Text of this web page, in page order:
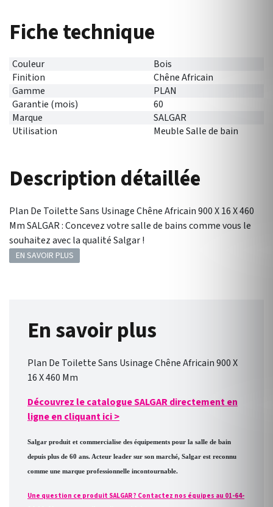
Fiche technique
Couleur
Bois
Finition
Chêne Africain
Gamme
PLAN
Garantie (mois)
60
Marque
SALGAR
Utilisation
Meuble Salle de bain
Description détaillée
Plan De Toilette Sans Usinage Chêne Africain 900 X 16 X 460
Mm SALGAR : Concevez votre salle de bains comme vous le
souhaitez avec la qualité Salgar !
EN SAVOIR PLUS
En savoir plus
Plan De Toilette Sans Usinage Chêne Africain 900 X
16 X 460 Mm
Découvrez le catalogue SALGAR directement en
ligne en cliquant ici>
Salgar produit et commercialise des équipements pour la salle de bain
depuis plus de 60 ans. Acteur leader sur son marché, Salgar est reconnu
comme une marque professionnelle incontournable.
Une question ce produit SALGAR ? Contactez nos équipes au 01-64-